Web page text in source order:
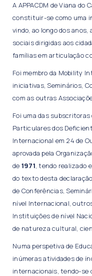
A APPACDM de Viana do
constituir-se como uma
vindo, ao longo dos
sociais dirigidas aos
famílias em articulação
Foi membro da Mobility
iniciativas, Seminários,
com as outras
Foi uma das subscritoras
Particulares dos
Internacional em 24 de
aprovada pela
de 1971, tendo realizado
do texto desta
de Conferências,
nível Internacional,
Instituições de nível
de natureza cultural,
Numa perspetiva de
inúmeras atividades de
internacionais, tendo-se